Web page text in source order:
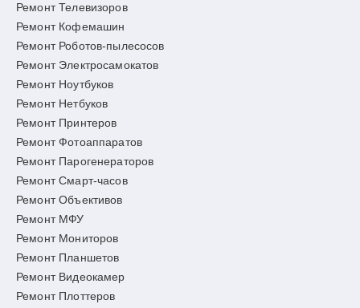
Ремонт Телевизоров
Ремонт Кофемашин
Ремонт Роботов-пылесосов
Ремонт Электросамокатов
Ремонт Ноутбуков
Ремонт Нетбуков
Ремонт Принтеров
Ремонт Фотоаппаратов
Ремонт Парогенераторов
Ремонт Смарт-часов
Ремонт Объективов
Ремонт МФУ
Ремонт Мониторов
Ремонт Планшетов
Ремонт Видеокамер
Ремонт Плоттеров